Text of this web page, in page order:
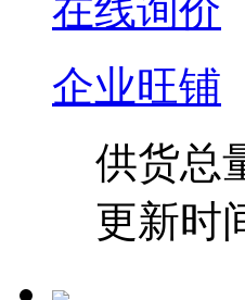
在线询价
企业旺铺
供货总
更新时